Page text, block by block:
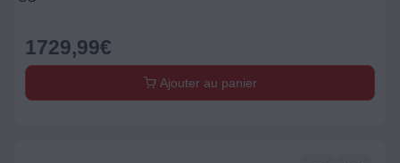
1729,99€
Ajouter au panier